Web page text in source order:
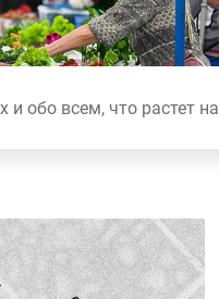
и обо всем, что растет на